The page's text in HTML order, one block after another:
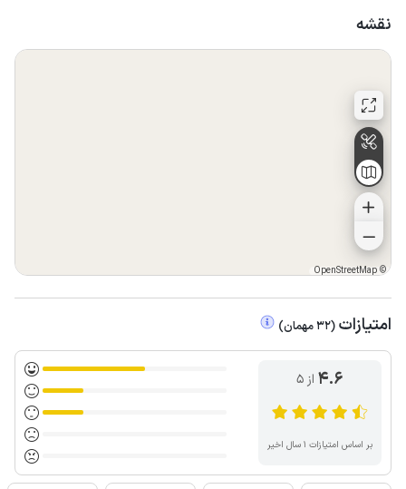
نقشه
©
OpenStreetMap
امتیازات (
32مهمان)
4.6 از ۵
بر اساس امتیازات ۱ سال اخیر